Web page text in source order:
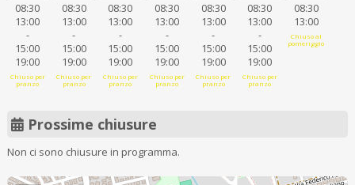
08:30
13:00
-
15:00
19:00
Chiuso per
pranzo
08:30
13:00
-
15:00
19:00
Chiuso per
pranzo
08:30
13:00
-
15:00
19:00
Chiuso per
pranzo
08:30
13:00
-
15:00
19:00
Chiuso per
pranzo
08:30
13:00
-
15:00
19:00
Chiuso per
pranzo
08:30
13:00
-
15:00
19:00
Chiuso per
pranzo
08:30
13:00
Chiuso al
pomeriggio
Prossime chiusure
Non ci sono chiusure in programma.